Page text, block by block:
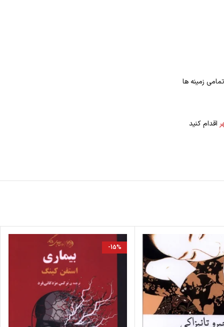
زمینه ها
اقدام کنید
-15%